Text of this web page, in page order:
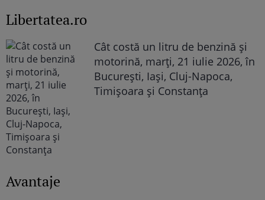
Libertatea.ro
Cât costă un litru de benzină și
motorină, marți, 21 iulie 2026, în
București, Iași, Cluj-Napoca,
Timișoara și Constanța
Avantaje